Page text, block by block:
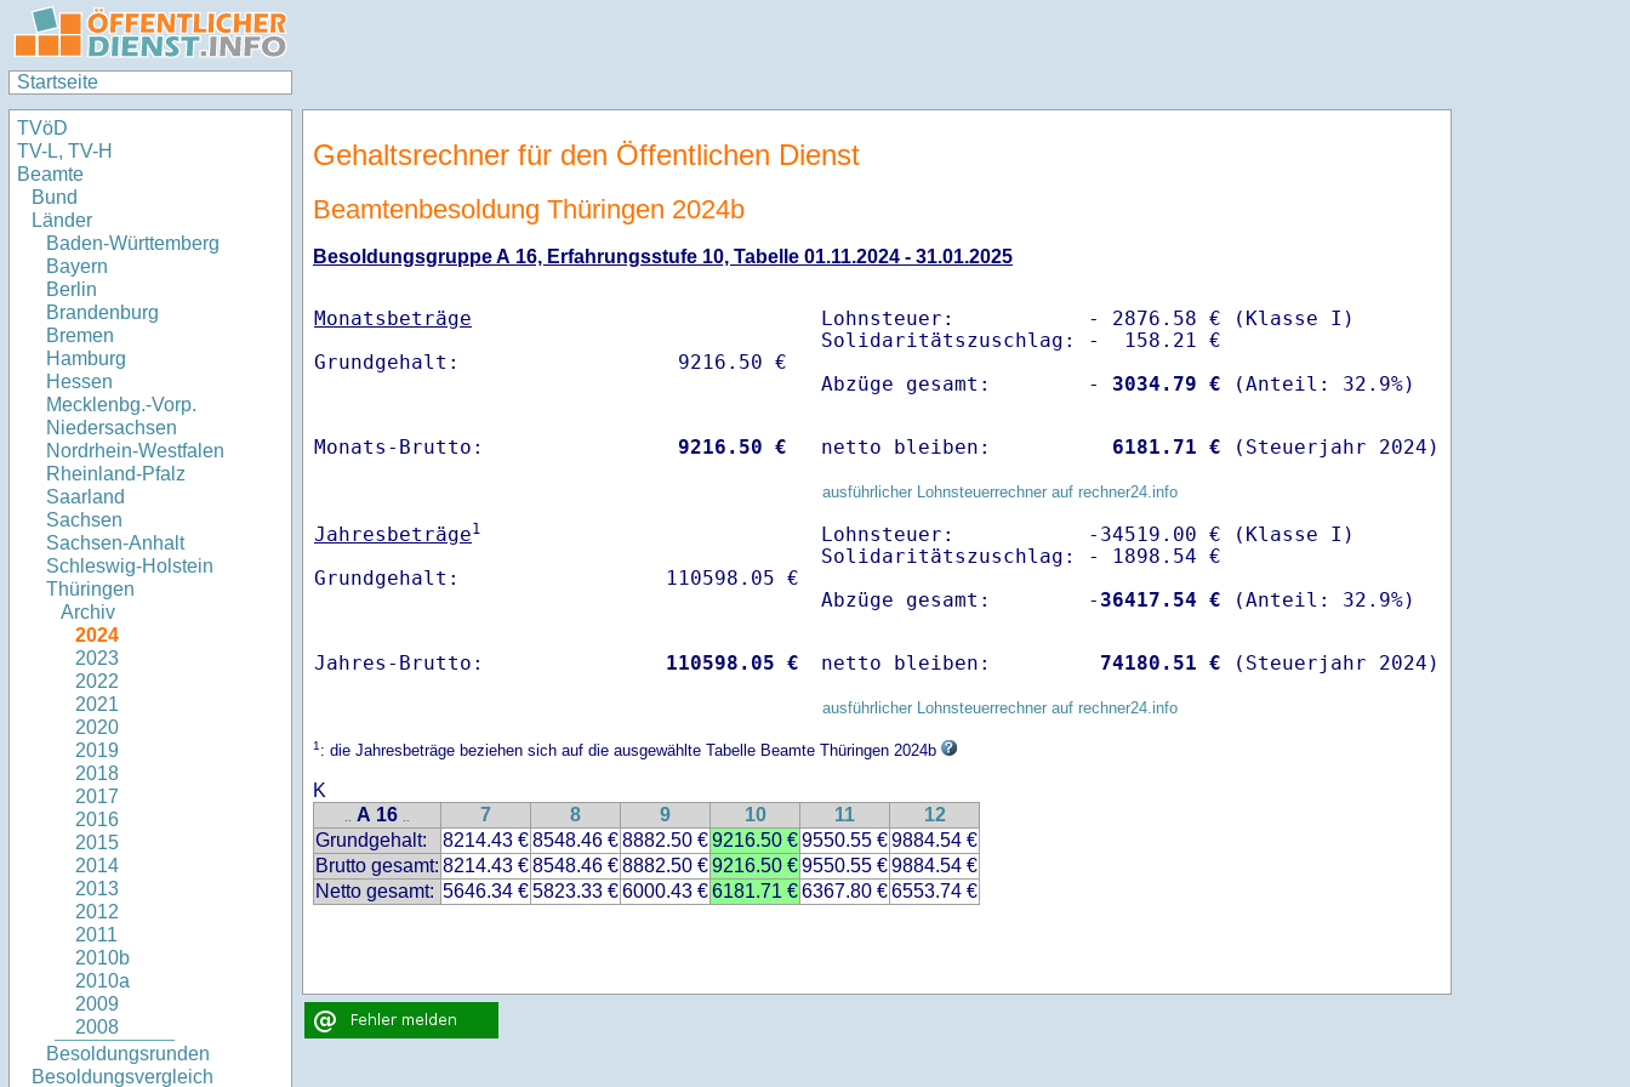
Startseite
TVöD
TV-L, TV-H
Beamte
Bund
Länder
Baden-Württemberg
Bayern
Berlin
Brandenburg
Bremen
Hamburg
Hessen
Mecklenbg.-Vorp.
Niedersachsen
Nordrhein-Westfalen
Rheinland-Pfalz
Saarland
Sachsen
Sachsen-Anhalt
Schleswig-Holstein
Thüringen
Archiv
2024
2023
2022
2021
2020
2019
2018
2017
2016
2015
2014
2013
2012
2011
2010b
2010a
2009
2008
Besoldungsrunden
Besoldungsvergleich
Gehaltsrechner für den Öffentlichen Dienst
Beamtenbesoldung Thüringen 2024b
Besoldungsgruppe A 16, Erfahrungsstufe 10, Tabelle 01.11.2024 - 31.01.2025
Monatsbeträge
Lohnsteuer:           - 2876.58 € (Klasse I)
Solidaritätszuschlag: -  158.21 €
Abzüge gesamt:        -
3034.79 €
Monats-Brutto: 9216.50 € netto bleiben: 6181.71 € (Steuerjahr 2024)
ausführlicher Lohnsteuerrechner auf rechner24.info
Jahresbeträge1
Lohnsteuer:           -34519.00 € (Klasse I)
Solidaritätszuschlag: - 1898.54 €
Abzüge gesamt:        - 36417.54 €
Jahres-Brutto: 110598.05 € netto bleiben: 74180.51 € (Steuerjahr 2024)
ausführlicher Lohnsteuerrechner auf rechner24.info
1: die Jahresbeträge beziehen sich auf die ausgewählte Tabelle Beamte Thüringen 2024b
K
.. A 16 .. 7 8 9 10 11
12
Grundgehalt:
8214.43 €8548.46 €8882.50 €9216.50 €9550.55 €9884.54 €
Brutto gesamt: 8214.43 €8548.46 €8882.50 €9216.50 €9550.55 €9884.54 €
Netto gesamt: 5646.34 €5823.33 €6000.43 €6181.71 €6367.80 €6553.74 €